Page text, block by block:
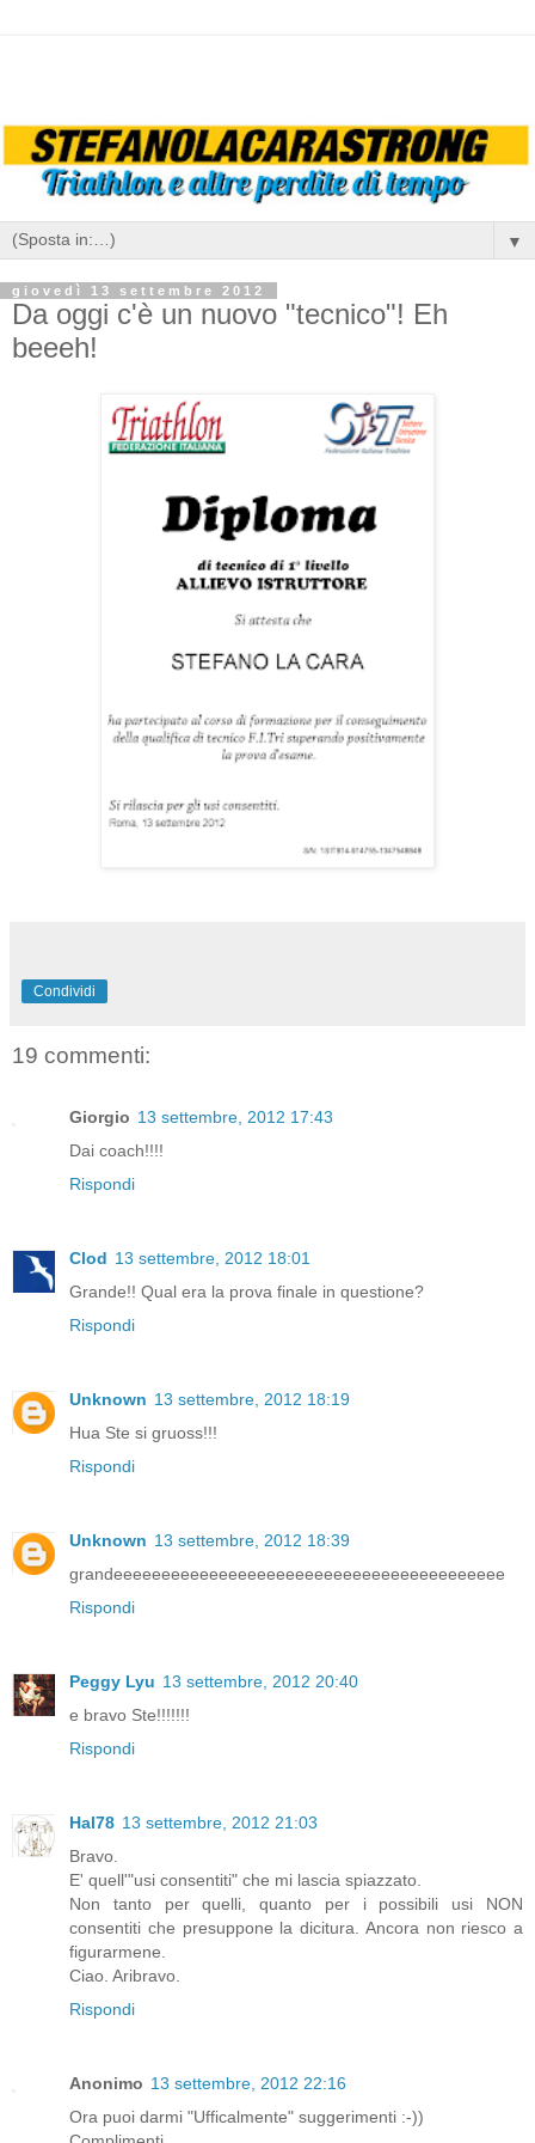
▼
giovedì 13 settembre 2012
Da oggi c'è un nuovo "tecnico"! Eh
beeeh!
Condividi
19 commenti:
Giorgio 13 settembre, 2012 17:43
Dai coach!!!!
Rispondi
Clod 13 settembre, 2012 18:01
Grande!! Qual era la prova finale in questione?
Rispondi
Unknown 13 settembre, 2012 18:19
Hua Ste si gruoss!!!
Rispondi
Unknown 13 settembre, 2012 18:39
grandeeeeeeeeeeeeeeeeeeeeeeeeeeeeeeeeeeeeeeeee
Rispondi
Peggy Lyu 13 settembre, 2012 20:40
e bravo Ste!!!!!!!
Rispondi
Hal78 13 settembre, 2012 21:03
Bravo.
E' quell'"usi consentiti" che mi lascia spiazzato.
Non tanto per quelli, quanto per i possibili usi NON
consentiti che presuppone la dicitura. Ancora non riesco a
figurarmene.
Ciao. Aribravo.
Rispondi
Anonimo 13 settembre, 2012 22:16
Ora puoi darmi "Ufficalmente" suggerimenti :-))